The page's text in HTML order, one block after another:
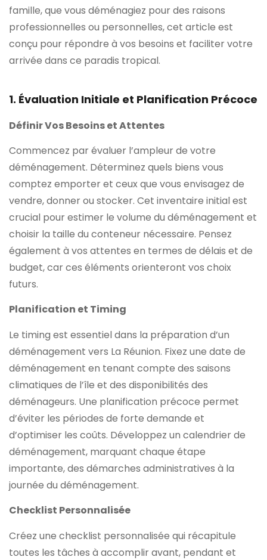
famille, que vous déménagiez pour des raisons
professionnelles ou personnelles, cet article est
conçu pour répondre à vos besoins et faciliter votre
arrivée dans ce paradis tropical.
1. Évaluation Initiale et Planification Précoce
Définir Vos Besoins et Attentes
Commencez par évaluer l’ampleur de votre
déménagement. Déterminez quels biens vous
comptez emporter et ceux que vous envisagez de
vendre, donner ou stocker. Cet inventaire initial est
crucial pour estimer le volume du déménagement et
choisir la taille du conteneur nécessaire. Pensez
également à vos attentes en termes de délais et de
budget, car ces éléments orienteront vos choix
futurs.
Planification et Timing
Le timing est essentiel dans la préparation d’un
déménagement vers La Réunion. Fixez une date de
déménagement en tenant compte des saisons
climatiques de l’île et des disponibilités des
déménageurs. Une planification précoce permet
d’éviter les périodes de forte demande et
d’optimiser les coûts. Développez un calendrier de
déménagement, marquant chaque étape
importante, des démarches administratives à la
journée du déménagement.
Checklist Personnalisée
Créez une checklist personnalisée qui récapitule
toutes les tâches à accomplir avant, pendant et